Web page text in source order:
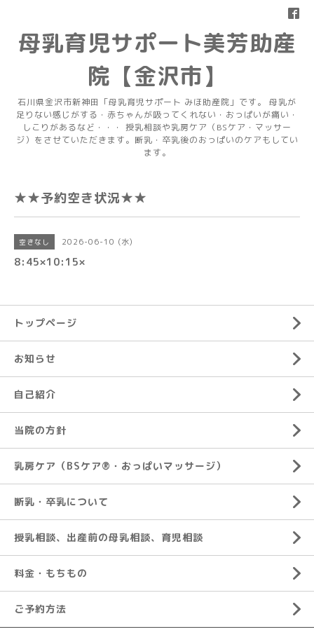
母乳育児サポート美芳助産
院【金沢市】
石川県金沢市新神田「母乳育児サポート みほ助産院」です。 母乳が
足りない感じがする・赤ちゃんが吸ってくれない・おっぱいが痛い・
しこりがあるなど・・・ 授乳相談や乳房ケア（BSケア・マッサー
ジ）をさせていただきます。断乳・卒乳後のおっぱいのケアもしてい
ます。
★★予約空き状況★★
空きなし 2026-06-10 (水)
8:45×10:15×
トップページ
お知らせ
自己紹介
当院の方針
乳房ケア（BSケア®︎・おっぱいマッサージ）
断乳・卒乳について
授乳相談、出産前の母乳相談、育児相談
料金・もちもの
ご予約方法